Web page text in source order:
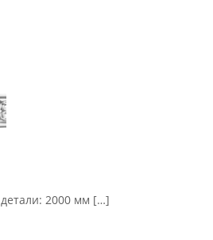
2000 мм […]